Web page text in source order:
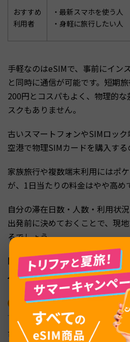
おすすめ
利用者
・最新スマホを使う人
・身軽に旅行したい人
手軽なのはeSIMで、事前にイン
と同時に通信が可能です。短期
200円とコスパもよく、物理的
スクもありません。
古いスマートフォンやSIMロック
空港で物理SIMカードを購入する
家族旅行や複数端末利用にはポ
が、1日当たりの料金はやや高め
自分の滞在日数・人数・利用状
出発前に決めておくことで、現
るでしょう。
関連記事：台湾旅行はSIMカード
入方法、注意点も解説
台湾旅行の注意点｜現地
台湾はアジアの中でも治安がよ